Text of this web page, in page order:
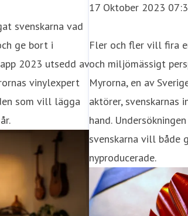
svenskarna vad
ge bort i
2023 utsedd av
vinylexpert
som vill lägga
17 Oktober 2023
Fler och fler vill fira
och miljömässigt
Myrorna, en av
aktörer,
hand.
svenskarna vill både
nyproducerade.